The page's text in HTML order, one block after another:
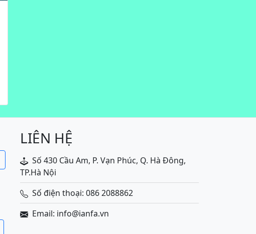
LIÊN HỆ
Số 430 Cầu Am, P. Vạn Phúc, Q. Hà Đông,
TP.Hà Nội
Số điện thoại: 086 2088862
Email: info@ianfa.vn